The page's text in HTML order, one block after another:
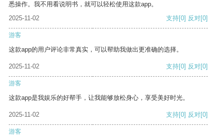
悉操作。我不用看说明书，就可以轻松使用这款app。
2025-11-02
支持[0] 反对[0]
游客
这款app的用户评论非常真实，可以帮助我做出更准确的选择。
2025-11-02 支持[0] 反对[0]
游客
这款app是我娱乐的好帮手，让我能够放松身心，享受美好时光。
2025-11-02 支持[0] 反对[0]
游客